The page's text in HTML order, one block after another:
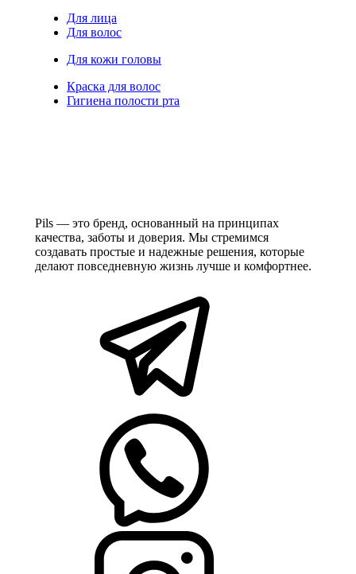
Для лица
Для волос
Для кожи головы
Краска для волос
Гигиена полости рта
Pils — это бренд, основанный на принципах
качества, заботы и доверия. Мы стремимся
создавать простые и надежные решения, которые
делают повседневную жизнь лучше и комфортнее.